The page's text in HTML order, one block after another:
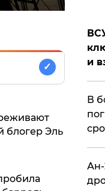
✓
блогер Эль
и
В
Ан-